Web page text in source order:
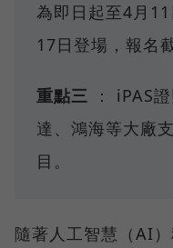
為即日起至4月
17日登場，報名
重點三 ： iPAS
達、鴻海等大廠
目。
隨著人工智慧（AI